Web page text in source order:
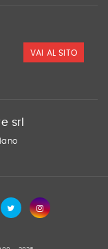
VAI AL SITO
srl